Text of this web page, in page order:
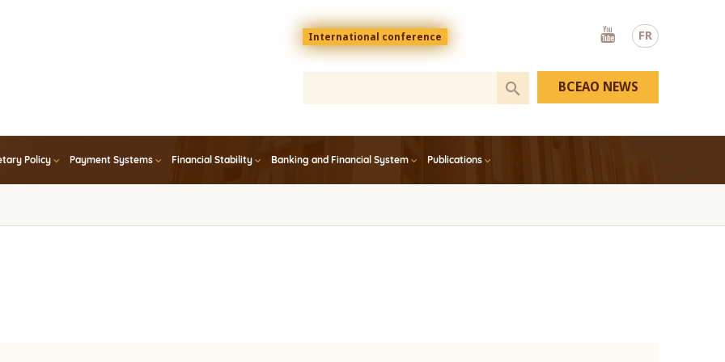
FR
Menu
top
En
International conference
Youtube
Policy Payment Systems Financial Stability Banking and Financial System Publications
BCEAO NEWS